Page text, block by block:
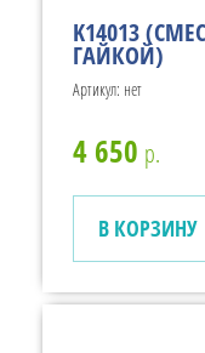
K14013
ГАЙКОЙ)
Артикул: нет
4 650 р.
В КОРЗИНУ